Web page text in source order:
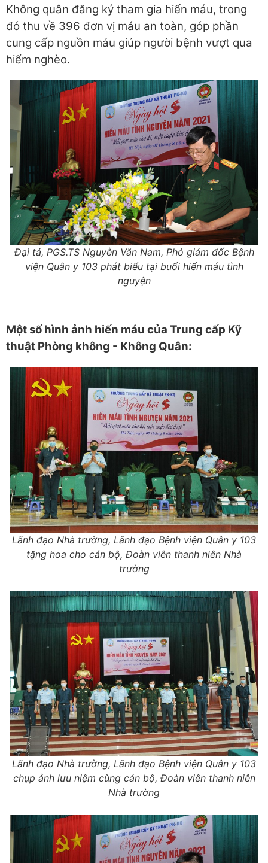
Không quân đăng ký tham gia hiến máu, trong
đó thu về 396 đơn vị máu an toàn, góp phần
cung cấp nguồn máu giúp người bệnh vượt qua
hiểm nghèo.
Đại tá, PGS.TS Nguyễn Văn Nam, Phó giám đốc Bệnh
viện Quân y 103 phát biểu tại buổi hiến máu tình
nguyện
Một số hình ảnh hiến máu của Trung cấp Kỹ
thuật Phòng không - Không Quân:
Lãnh đạo Nhà trường, Lãnh đạo Bệnh viện Quân y 103
tặng hoa cho cán bộ, Đoàn viên thanh niên Nhà
trường
Lãnh đạo Nhà trường, Lãnh đạo Bệnh viện Quân y 103
chụp ảnh lưu niệm cùng cán bộ, Đoàn viên thanh niên
Nhà trường